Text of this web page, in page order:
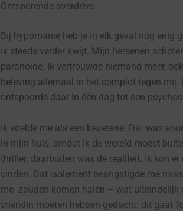
Ontsporende overdrive
Bij hypomanie heb je in elk geval nog enig
ik steeds verder kwijt. Mijn hersenen
paranoïde. Ik vertrouwde niemand meer,
beleving allemaal in het complot tegen
ontspoorde daar in één dag tot een
Ik voelde me als een bezetene. Dat was
in mijn huis, omdat ik de wereld moest
thriller, daarbuiten was de realiteit. Ik kon
vinden. Dat isolement beangstigde me
me zouden komen halen – wat uiteindelijk
vriendin moeten hebben gedacht: dit gaat